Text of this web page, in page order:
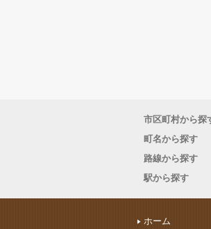
市区町村から探
町名から探す
路線から探す
駅から探す
ホーム